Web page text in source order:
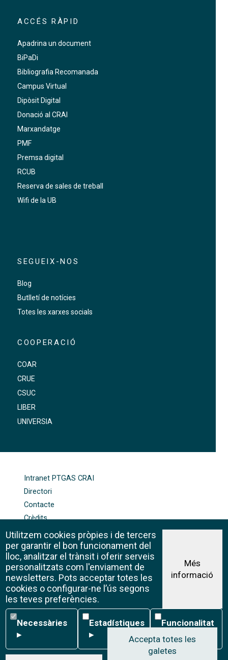
ACCÉS RÀPID
Apadrina un document
BiPaDi
Bibliografia Recomanada
Campus Virtual
Dipòsit Digital
Donació al CRAI
Marxandatge
PMF
Premsa digital
RCUB
Reserva de sales de treball
Wifi de la UB
SEGUEIX-NOS
Blog
Butlletí de notícies
Totes les xarxes socials
COOPERACIÓ
COAR
CRUE
CSUC
LIBER
UNIVERSIA
Intranet PTGAS CRAI
Directori
Contacte
Crèdits
Mapa web
Política de galetes
Avís legal
©CRAI Universitat de Barcelona
Creative Commons 4.0
Utilitzem cookies pròpies i de tercers
per garantir el bon funcionament del
lloc, analitzar el trànsit i oferir serveis
personalitzats com l'enviament de
newsletters. Pots acceptar totes les
cookies o configurar-ne l’ús segons
les teves preferències.
Més
informació
Necessàries
Necessàries
▸
Estadístiques
Estadístiques
▸
Funcionalitat
Funcionalitat
▸
Accepta totes les
galetes